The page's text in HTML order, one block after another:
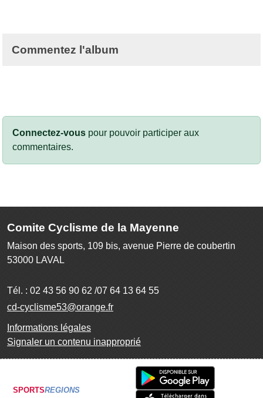
Commentez l'album
Connectez-vous pour pouvoir participer aux
commentaires.
Comite Cyclisme de la Mayenne
Maison des sports, 109 bis, avenue Pierre de coubertin
53000 LAVAL
Tél. : 02 43 56 90 62 /07 64 13 64 55
cd-cyclisme53@orange.fr
Informations légales
Signaler un contenu inapproprié
SPORTSREGIONS